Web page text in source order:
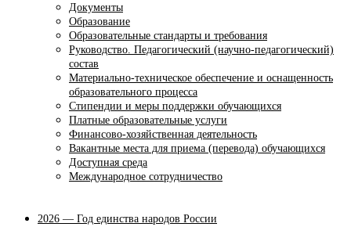
Документы
Образование
Образовательные стандарты и требования
Руководство. Педагогический (научно-педагогический)
состав
Материально-техническое обеспечение и оснащенность
образовательного процесса
Стипендии и меры поддержки обучающихся
Платные образовательные услуги
Финансово-хозяйственная деятельность
Вакантные места для приема (перевода) обучающихся
Доступная среда
Международное сотрудничество
2026 — Год единства народов России